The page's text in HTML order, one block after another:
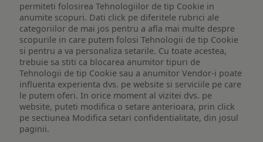
permiteti folosirea Tehnologiilor de tip Cookie in
anumite scopuri. Dati click pe diferitele rubrici ale
categoriilor de mai jos pentru a afla mai multe despre
scopurile in care putem folosi Tehnologii de tip Cookie
si pentru a va personaliza setarile. Cu toate acestea,
trebuie sa stiti ca blocarea anumitor tipuri de
Tehnologii de tip Cookie sau a anumitor Vendor-i poate
influenta experienta dvs. pe website si serviciile pe care
le putem oferi. In orice moment al vizitei dvs. pe
website, puteti modifica o setare anterioara, prin click
pe sectiunea Modifica setari confidentialitate, din josul
paginii.